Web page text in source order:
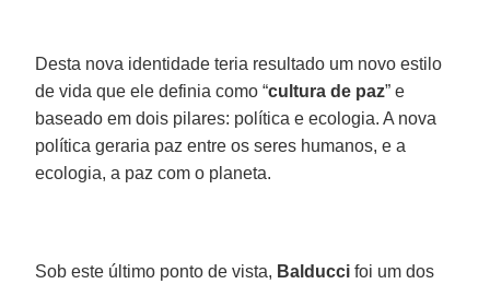
Desta nova identidade teria resultado um novo estilo
de vida que ele definia como “cultura de paz” e
baseado em dois pilares: política e ecologia. A nova
política geraria paz entre os seres humanos, e a
ecologia, a paz com o planeta.
Sob este último ponto de vista, Balducci foi um dos